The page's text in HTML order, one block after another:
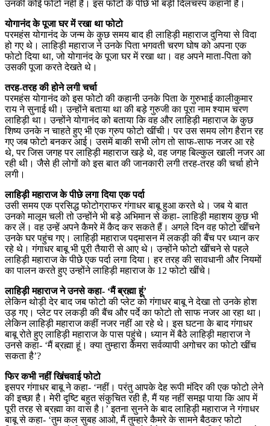
उनकी कोई फोटो नहीं है। इस फोटो के पीछे भी बड़ी दिलचस्प कहानी है।
योगानंद के पूजा घर में रखा था फोटो
परमहंस योगानंद के जन्म के कुछ समय बाद ही लाहिड़ी महाराज दुनिया से विदा
हो गए थे। लाहिड़ी महाराज ने उनके पिता भगवती चरण घोष को अपना एक
फोटो दिया था, जो योगानंद के पूजा घर में रखा था। वह अपने माता-पिता को
उसकी पूजा करते देखते थे।
तरह-तरह की होने लगी चर्चा
परमहंस योगानंद को इस फोटो की कहानी उनके पिता के गुरुभाई कालीकुमार
राय ने सुनाई थी। उन्होंने बताया था की बड़े गुरुजी का पूरा नाम श्याम चरण
लाहिड़ी था। उन्होंने योगानंद को बताया कि वह और लाहिड़ी महाराज के कुछ
शिष्य उनके न चाहते हुए भी एक ग्रुप फोटो खींची। पर उस समय लोग हैरान रह
गए जब फोटो बनकर आई। उसमें बाकी सभी लोग तो साफ-साफ नजर आ रहे
थे, पर जिस जगह पर लाहिड़ी महाराज खड़े थे, वह जगह बिल्कुल खाली नजर आ
रही थी। जैसे ही लोगों को इस बात की जानकारी लगी तरह-तरह की चर्चा होने
लगी।
लाहिड़ी महाराज के पीछे लगा दिया एक पर्दा
उसी समय एक प्रसिद्ध फोटोग्राफर गंगाधर बाबू हुआ करते थे। जब ये बात
उनको मालूम चली तो उन्होंने भी बड़े अभिमान से कहा- लाहिड़ी महाशय कुछ भी
कर लें। वह उन्हें अपने कैमरे में कैद कर सकते हैं। अगले दिन वह फोटो खींचने
उनके घर पहुंच गए। लाहिड़ी महाराज पद्मासन में लकड़ी की बैंच पर ध्यान कर
रहे थे। गंगाधर बाबू भी पूरी तैयारी से आए थे। उन्होंने फोटो खींचने से पहले
लाहिड़ी महाराज के पीछे एक पर्दा लगा दिया। हर तरह की सावधानी और नियमों
का पालन करते हुए उन्होंने लाहिड़ी महाराज के 12 फोटो खींचे।
लाहिड़ी महाराज ने उनसे कहा- ‘मैं ब्रह्मा हूं’
लेकिन थोड़ी देर बाद जब फोटो की प्लेट को गंगाधर बाबू ने देखा तो उनके होश
उड़ गए। प्लेट पर लकड़ी की बैंच और पर्दे का फोटो तो साफ नजर आ रहा था।
लेकिन लाहिड़ी महाराज कहीं नजर नहीं आ रहे थे। इस घटना के बाद गंगाधर
बाबू रोते हुए लाहिड़ी महाराज के पास पहुंचे। ध्यान में बैठे लाहिड़ी महाराज ने
उनसे कहा- ‘मैं ब्रह्मा हूं। क्या तुम्हारा कैमरा सर्वव्यापी अगोचर का फोटो खींच
सकता है’?
फिर कभी नहीं खिंचवाई फोटो
इसपर गंगाधर बाबू ने कहा- ‘नहीं। परंतु आपके देह रूपी मंदिर की एक फोटो लेने
की इच्छा है। मेरी दृष्टि बहुत संकुचित रही है, मैं यह नहीं समझ पाया कि आप में
पूरी तरह से ब्रह्मा का वास है।’ इतना सुनने के बाद लाहिड़ी महाराज ने गंगाधर
बाबू से कहा- ‘तुम कल सुबह आओ, मैं तुम्हारे कैमरे के सामने बैठकर फोटो